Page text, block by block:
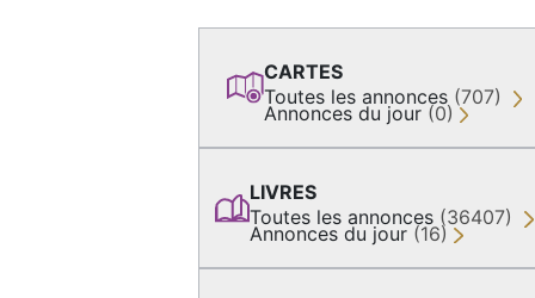
CARTES
Toutes les annonces (707)
Annonces du jour (0)
LIVRES
Toutes les annonces (36407)
Annonces du jour (16)